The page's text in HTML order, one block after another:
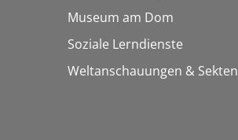
Museum am Dom
Soziale Lerndienste
Weltanschauungen & Sekten